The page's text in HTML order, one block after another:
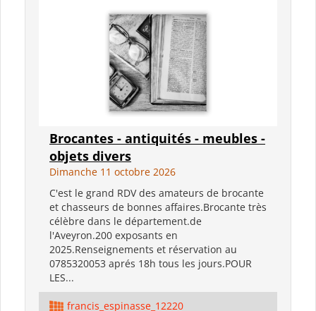
Brocantes - antiquités - meubles -
objets divers
Dimanche 11 octobre 2026
C'est le grand RDV des amateurs de brocante
et chasseurs de bonnes affaires.Brocante très
célèbre dans le département.de
l'Aveyron.200 exposants en
2025.Renseignements et réservation au
0785320053 aprés 18h tous les jours.POUR
LES...
francis_espinasse_12220